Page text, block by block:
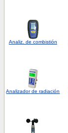
Analiz. de combistión
Analizadorderadiación